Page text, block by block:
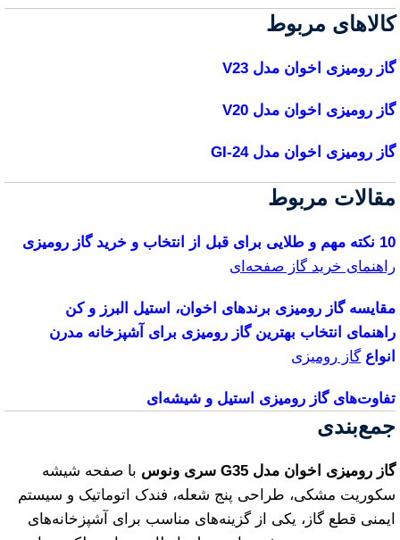
کالاهای مربوط
گاز رومیزی اخوان مدل V23
گاز رومیزی اخوان مدل V20
گاز رومیزی اخوان مدل GI-24
مقالات مربوط
10 نکته مهم و طلایی برای قبل از انتخاب و خرید گاز رومیزی
راهنمای خرید گاز صفحه‌ای
مقایسه گاز رومیزی برندهای اخوان، استیل البرز و کن
راهنمای انتخاب بهترین گاز رومیزی برای آشپزخانه مدرن
انواع گاز رومیزی
تفاوت‌های گاز رومیزی استیل و شیشه‌ای
جمع‌بندی
گاز رومیزی اخوان مدل G35 سری ونوس
با صفحه شیشه
سکوریت مشکی، طراحی پنج شعله، فندک اتوماتیک و سیستم
ایمنی قطع گاز، یکی از گزینه‌های مناسب برای آشپزخانه‌های